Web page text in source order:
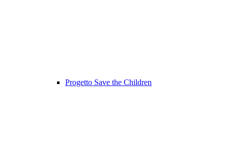
Progetto Save the Children